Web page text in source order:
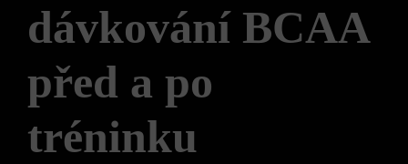
dávkování BCAA
před a po
tréninku